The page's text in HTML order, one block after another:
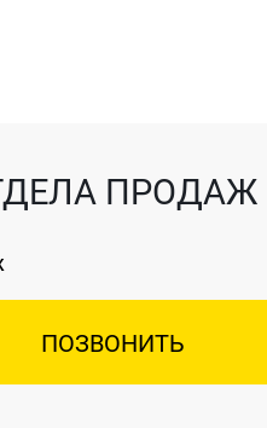
ПРОДАЖ
ПОЗВОНИТЬ